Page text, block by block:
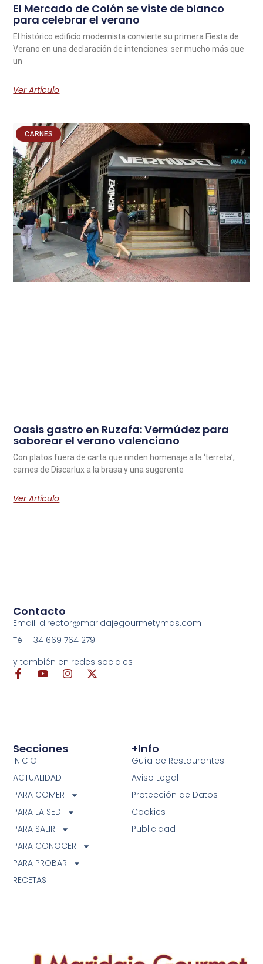
El Mercado de Colón se viste de blanco
para celebrar el verano
El histórico edificio modernista convierte su primera Fiesta de
Verano en una declaración de intenciones: ser mucho más que
un
Ver Artículo
CARNES
Oasis gastro en Ruzafa: Vermúdez para
saborear el verano valenciano
Con platos fuera de carta que rinden homenaje a la ‘terreta’,
carnes de Discarlux a la brasa y una sugerente
Ver Artículo
+info
Guía de Restaurantes
Aviso Legal
Protección de Datos
Cookies
Publicidad
Secciones
INICIO
ACTUALIDAD
PARA COMER
PARA LA SED
PARA SALIR
PARA CONOCER
PARA PROBAR
RECETAS
Contacto
Email: director@maridajegourmetymas.com
Tél: +34 669 764 279
y también en redes sociales